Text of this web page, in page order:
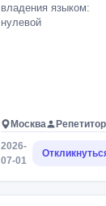
владения языком:
нулевой
Москва
2026-
07-01